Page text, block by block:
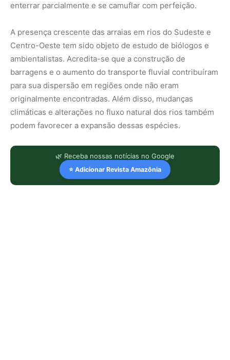
enterrar parcialmente e se camuflar com perfeição.
A presença crescente das arraias em rios do Sudeste e
Centro-Oeste tem sido objeto de estudo de biólogos e
ambientalistas. Acredita-se que a construção de
barragens e o aumento do transporte fluvial contribuíram
para sua dispersão em regiões onde não eram
originalmente encontradas. Além disso, mudanças
climáticas e alterações no fluxo natural dos rios também
podem favorecer a expansão dessas espécies.
🌿 Receba nossas notícias no Google
⭐ Adicionar Revista Amazônia